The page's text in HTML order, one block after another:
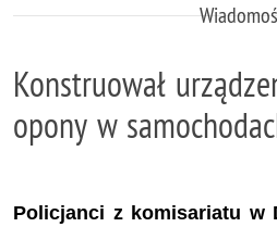
Konstruował
opony w
Policjanci z komisariatu w